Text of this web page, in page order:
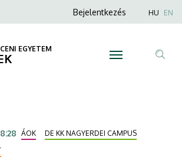
Anonim
menüje
Bejelentkezés HU EN
EGYETEM
ÁOK
DE KK NAGYERDEI CAMPUS